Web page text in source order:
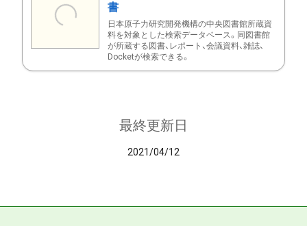
書
日本原子力研究開発機構の中央図書館所蔵資
料を対象とした検索データベース。同図書館
が所蔵する図書、レポート、会議資料、雑誌、
Docketが検索できる。
最終更新日
2021/04/12